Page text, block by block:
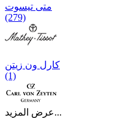
متی تیسوت
(279)
کارل ون زیتن
(1)
عرض المزيد...